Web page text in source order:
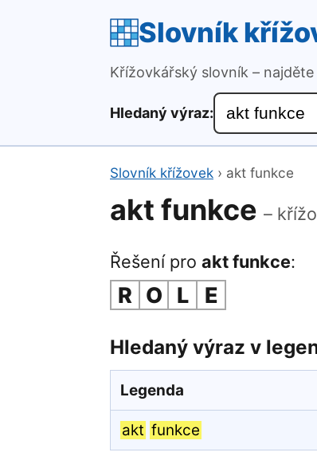
Slovník
Křížovkářský slovník –
Hledaný výraz:
Slovník křížovek › akt funkce
akt funkce –
Řešení pro akt funkce:
R O L E
Hledaný výraz v
Legenda
akt funkce